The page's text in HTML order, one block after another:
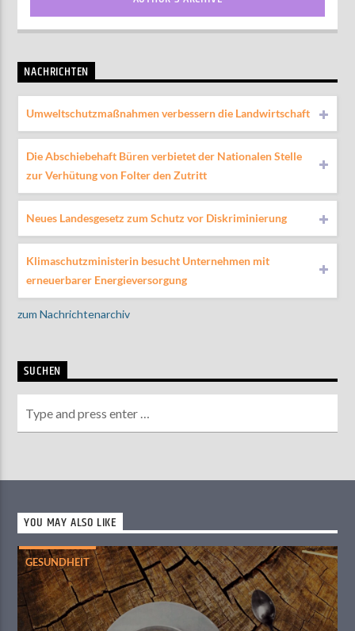
NACHRICHTEN
Umweltschutzmaßnahmen verbessern die Landwirtschaft
Die Abschiebehaft Büren verbietet der Nationalen Stelle
zur Verhütung von Folter den Zutritt
Neues Landesgesetz zum Schutz vor Diskriminierung
Klimaschutzministerin besucht Unternehmen mit
erneuerbarer Energieversorgung
zum Nachrichtenarchiv
SUCHEN
YOU MAY ALSO LIKE
GESUNDHEIT